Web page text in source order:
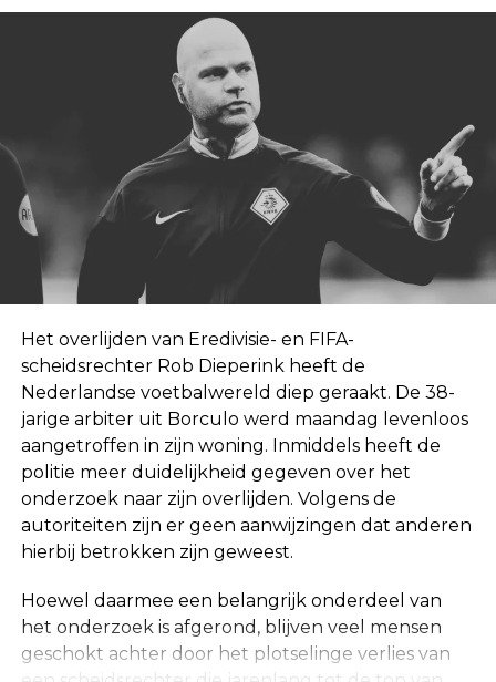
Het overlijden van Eredivisie- en FIFA-
scheidsrechter Rob Dieperink heeft de
Nederlandse voetbalwereld diep geraakt. De 38-
jarige arbiter uit Borculo werd maandag levenloos
aangetroffen in zijn woning. Inmiddels heeft de
politie meer duidelijkheid gegeven over het
onderzoek naar zijn overlijden. Volgens de
autoriteiten zijn er geen aanwijzingen dat anderen
hierbij betrokken zijn geweest.
Hoewel daarmee een belangrijk onderdeel van
het onderzoek is afgerond, blijven veel mensen
geschokt achter door het plotselinge verlies van